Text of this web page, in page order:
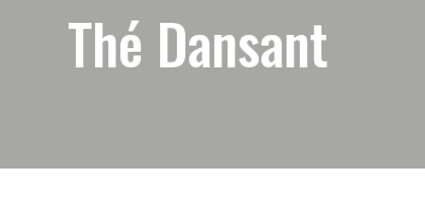
Thé Dansant